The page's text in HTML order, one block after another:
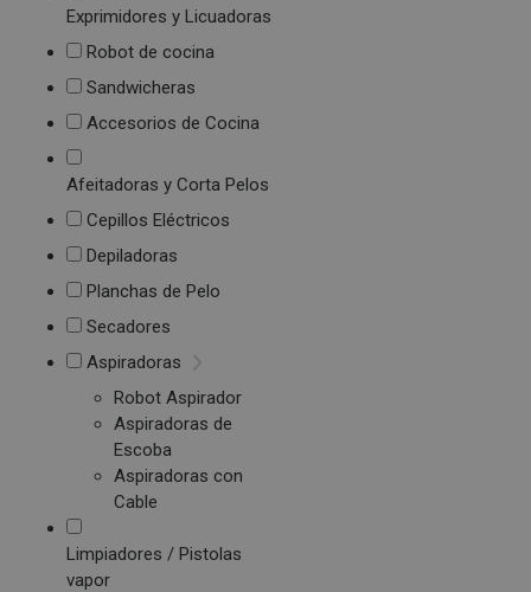
Exprimidores y Licuadoras
Robot de cocina
Sandwicheras
Accesorios de Cocina
Afeitadoras y Corta Pelos
Cepillos Eléctricos
Depiladoras
Planchas de Pelo
Secadores
Aspiradoras
Robot Aspirador
Aspiradoras de
Escoba
Aspiradoras con
Cable
Limpiadores / Pistolas
vapor